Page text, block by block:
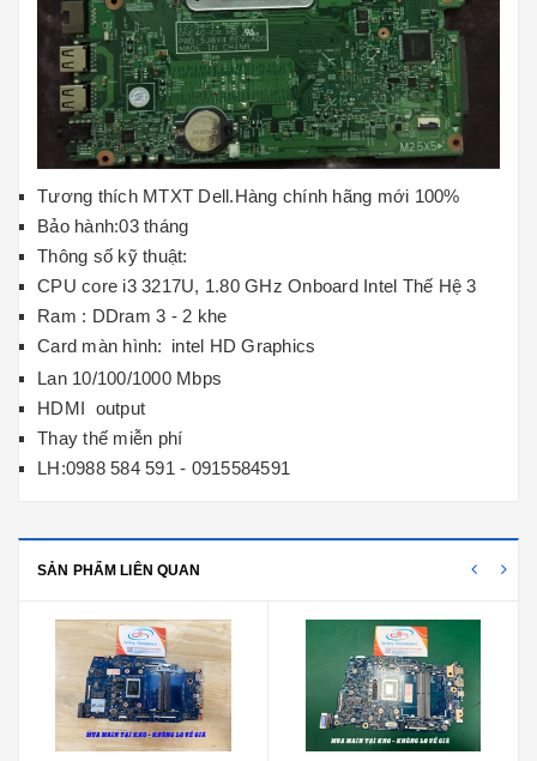
Tương thích MTXT Dell.Hàng chính hãng mới 100%
Bảo hành:03 tháng
Thông số kỹ thuật:
CPU core i3 3217U, 1.80 GHz Onboard Intel Thế Hệ 3
Ram : DDram 3 - 2 khe
Card màn hình: intel HD Graphics
Lan 10/100/1000 Mbps
HDMI output
Thay thế miễn phí
LH:0988 584 591 - 0915584591
SẢN PHẨM LIÊN QUAN